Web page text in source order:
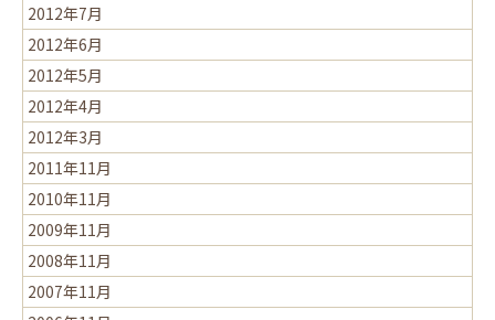
2012年7月
2012年6月
2012年5月
2012年4月
2012年3月
2011年11月
2010年11月
2009年11月
2008年11月
2007年11月